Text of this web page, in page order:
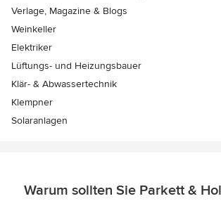
Verlage, Magazine & Blogs
Weinkeller
Elektriker
Lüftungs- und Heizungsbauer
Klär- & Abwassertechnik
Klempner
Solaranlagen
Warum sollten Sie Parkett &